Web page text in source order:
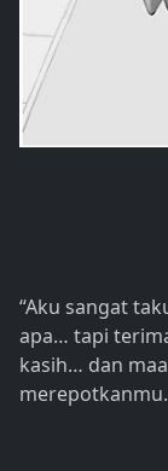
“Aku sangat
apa… tapi
kasih… dan